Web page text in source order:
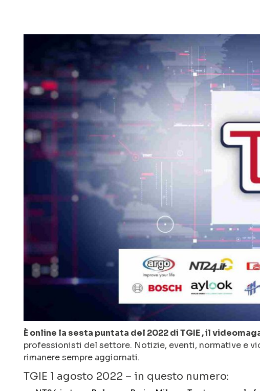
È online la sesta puntata del 2022 di TGIE , il
professionisti del settore. Notizie, eventi, normative e
rimanere sempre aggiornati.
TGIE 1 agosto 2022 – in questo numero: